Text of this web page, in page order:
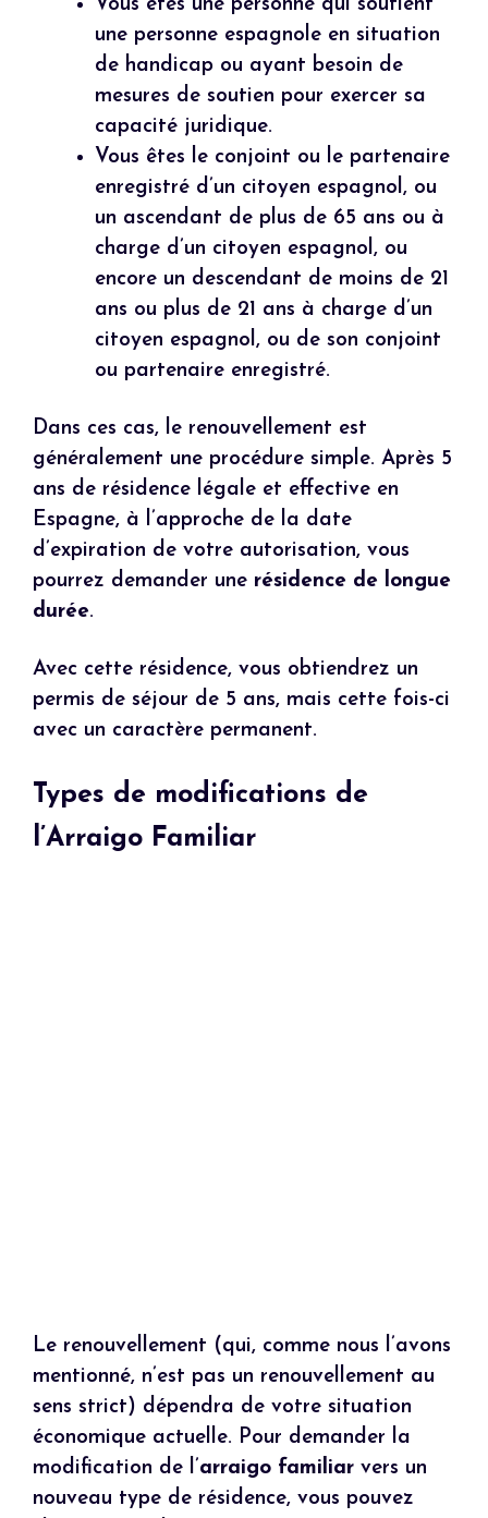
Vous êtes une personne qui soutient
une personne espagnole en situation
de handicap ou ayant besoin de
mesures de soutien pour exercer sa
capacité juridique.
Vous êtes le conjoint ou le partenaire
enregistré d’un citoyen espagnol, ou
un ascendant de plus de 65 ans ou à
charge d’un citoyen espagnol, ou
encore un descendant de moins de 21
ans ou plus de 21 ans à charge d’un
citoyen espagnol, ou de son conjoint
ou partenaire enregistré.
Dans ces cas, le renouvellement est
généralement une procédure simple. Après 5
ans de résidence légale et effective en
Espagne, à l’approche de la date
d’expiration de votre autorisation, vous
pourrez demander une résidence de longue
durée.
Avec cette résidence, vous obtiendrez un
permis de séjour de 5 ans, mais cette fois-ci
avec un caractère permanent.
Types de modifications de
l’Arraigo Familiar
Le renouvellement (qui, comme nous l’avons
mentionné, n’est pas un renouvellement au
sens strict) dépendra de votre situation
économique actuelle. Pour demander la
modification de l’ arraigo familiar vers un
nouveau type de résidence, vous pouvez